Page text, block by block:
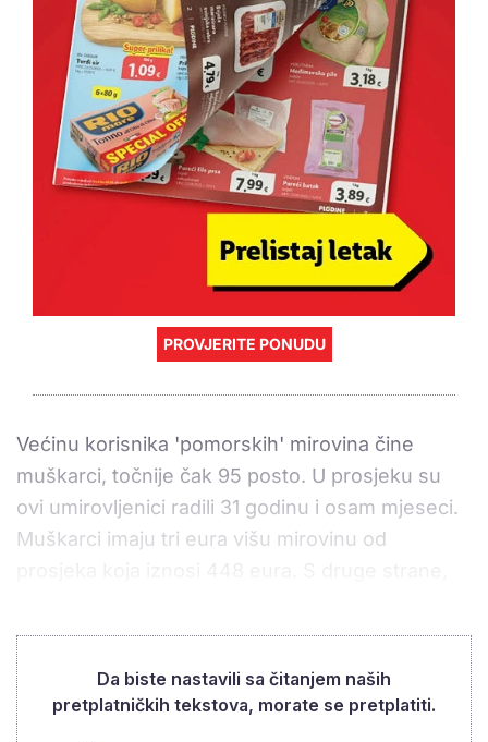
PROVJERITE PONUDU
Većinu korisnika 'pomorskih' mirovina čine
muškarci, točnije čak 95 posto. U prosjeku su
ovi umirovljenici radili 31 godinu i osam mjeseci.
Muškarci imaju tri eura višu mirovinu od
niži iznos, samo 363 eura. Budući da je samo
jedna žena u starosnoj mirovini, niži iznos
mirovine je i očekivan. Devet žena dobiva
obiteljsku mirovinu što znači da su preuzele
Da biste nastavili sa čitanjem naših
pretplatničkih tekstova, morate se pretplatiti.